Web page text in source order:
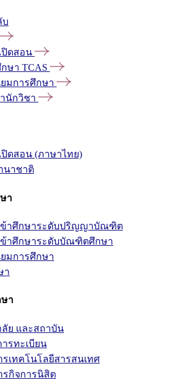
บ
ปิดสอน
ษา TCAS
มการศึกษา
นักวิชา
ดสอน (ภาษาไทย)
นาชาติ
า
ข้าศึกษาระดับปริญญาบัณฑิต
ข้าศึกษาระดับบัณฑิตศึกษา
มการศึกษา
า
า
ย และสถาบัน
รทะเบียน
เทคโนโลยีสารสนเทศ
รกิจการนิสิต